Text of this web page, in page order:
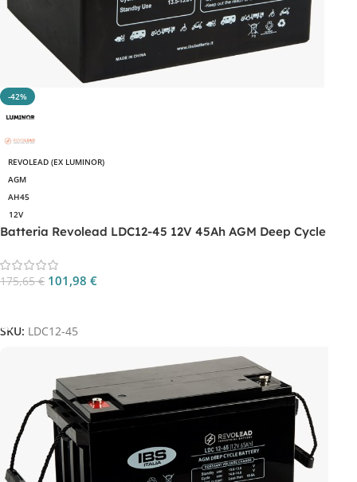
-42%
REVOLEAD (EX LUMINOR)
AGM
AH45
12V
Batteria Revolead LDC12-45 12V 45Ah AGM Deep Cycle
175,65€ 101,98 €
SKU: LDC12-45